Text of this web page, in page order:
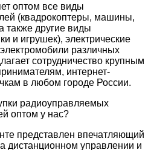
оптом все виды
(квадрокоптеры, машины,
также другие виды
и игрушек), электрические
различных
сотрудничество крупным
интернет-
в любом городе России.
радиоуправляемых
оптом у нас?
представлен впечатляющий
дистанционном управлении и